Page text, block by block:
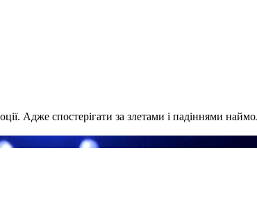
Адже спостерігати за злетами і падіннями